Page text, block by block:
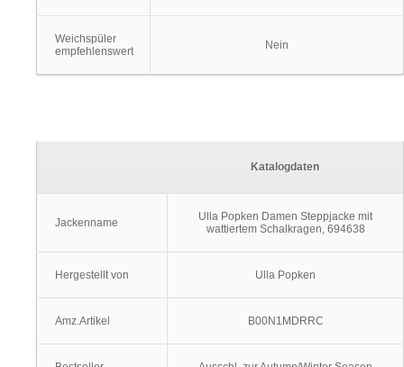
Weichspüler
empfehlenswert
Nein
Katalogdaten
Jackenname
Ulla Popken Damen Steppjacke mit
wattiertem Schalkragen, 694638
Hergestellt von Ulla Popken
Amz.Artikel B00N1MDRRC